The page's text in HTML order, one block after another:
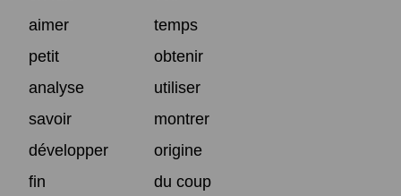
aimer
temps
petit
obtenir
analyse
utiliser
savoir
montrer
développer
origine
fin
du coup